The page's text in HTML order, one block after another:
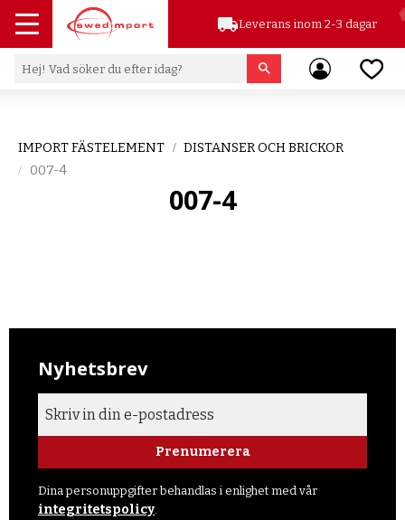
Meny
local_shippingLeverans inom 2-3 dagar
IMPORT FÄSTELEMENT
DISTANSER OCH BRICKOR
007-4
007-4
Nyhetsbrev
Prenumerera
Dina personuppgifter behandlas i enlighet med vår
integritetspolicy